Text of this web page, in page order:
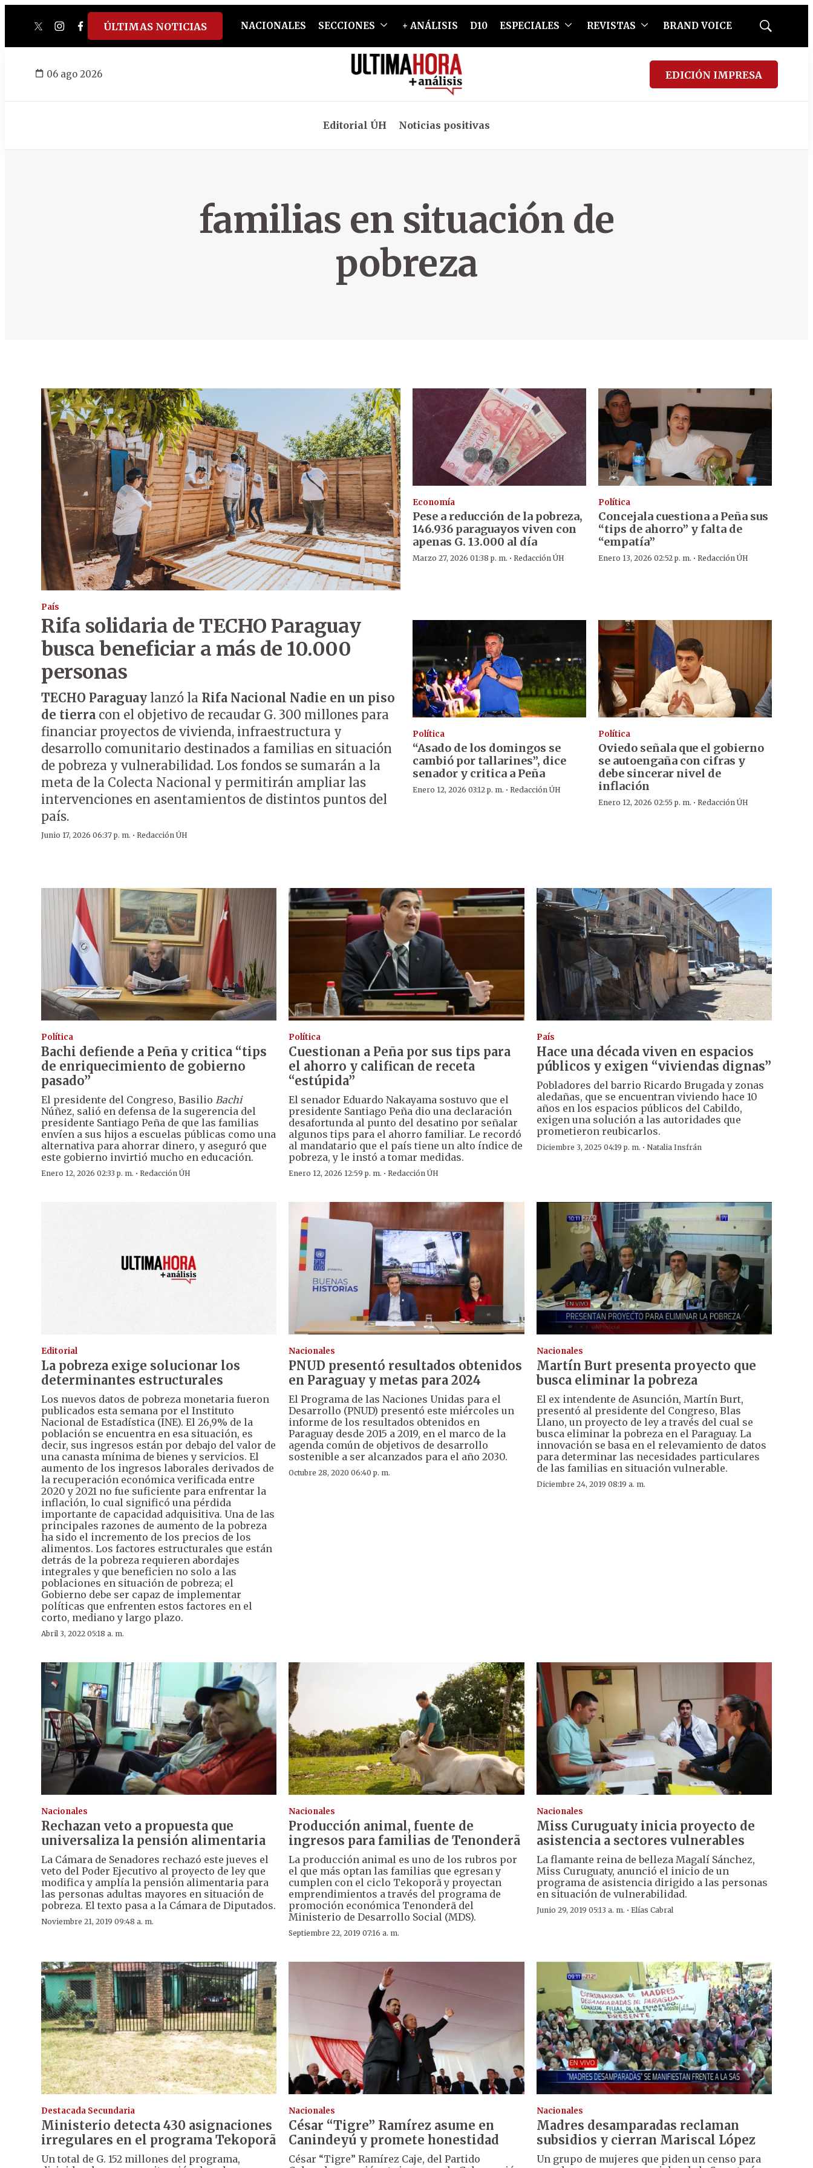
twitterinstagram
facebook
tiktokyoutube
spotify
ÚLTIMAS NOTICIAS NACIONALES SECCIONES + ANÁLISIS D10 ESPECIALES REVISTAS BRAND VOICE
Mostrar
06 ago 2026 EDICIÓN IMPRESA
Editorial ÚH Noticias positivas
familias en situación de
pobreza
País
Rifa solidaria de TECHO Paraguay
busca beneficiar a más de 10.000
personas
TECHO Paraguay lanzó la Rifa Nacional Nadie en un piso
de tierra con el objetivo de recaudar G. 300 millones para
financiar proyectos de vivienda, infraestructura y
desarrollo comunitario destinados a familias en situación
de pobreza y vulnerabilidad. Los fondos se sumarán a la
meta de la Colecta Nacional y permitirán ampliar las
intervenciones en asentamientos de distintos puntos del
país.
Junio 17, 2026 06:37 p. m. · Redacción ÚH
Economía
Pese a reducción de la pobreza,
146.936 paraguayos viven con
apenas G. 13.000 al día
Marzo 27, 2026 01:38 p. m. · Redacción ÚH
Política
Concejala cuestiona a Peña sus
“tips de ahorro” y falta de
“empatía”
Enero 13, 2026 02:52 p. m. · Redacción ÚH
Política
“Asado de los domingos se
cambió por tallarines”, dice
senador y critica a Peña
Enero 12, 2026 03:12 p. m. · Redacción ÚH
Política
Oviedo señala que el gobierno
se autoengaña con cifras y
debe sincerar nivel de
inflación
Enero 12, 2026 02:55 p. m. · Redacción ÚH
Política
Bachi defiende a Peña y critica “tips
de enriquecimiento de gobierno
pasado”
El presidente del Congreso, Basilio Bachi
Núñez, salió en defensa de la sugerencia del
presidente Santiago Peña de que las familias
envíen a sus hijos a escuelas públicas como una
alternativa para ahorrar dinero, y aseguró que
este gobierno invirtió mucho en educación.
Enero 12, 2026 02:33 p. m. · Redacción ÚH
Política
Cuestionan a Peña por sus tips para
el ahorro y califican de receta
“estúpida”
El senador Eduardo Nakayama sostuvo que el
presidente Santiago Peña dio una declaración
desafortunda al punto del desatino por señalar
algunos tips para el ahorro familiar. Le recordó
al mandatario que el país tiene un alto índice de
pobreza, y le instó a tomar medidas.
Enero 12, 2026 12:59 p. m. ·Redacción ÚH
País
Hace una década viven en espacios
públicos y exigen “viviendas dignas”
Pobladores del barrio Ricardo Brugada y zonas
aledañas, que se encuentran viviendo hace 10
años en los espacios públicos del Cabildo,
exigen una solución a las autoridades que
prometieron reubicarlos.
Diciembre 3, 2025 04:19 p. m. · Natalia Insfrán
Editorial
La pobreza exige solucionar los
determinantes estructurales
Los nuevos datos de pobreza monetaria fueron
publicados esta semana por el Instituto
Nacional de Estadística (INE). El 26,9% de la
población se encuentra en esa situación, es
decir, sus ingresos están por debajo del valor de
una canasta mínima de bienes y servicios. El
aumento de los ingresos laborales derivados de
la recuperación económica verificada entre
2020 y 2021 no fue suficiente para enfrentar la
inflación, lo cual significó una pérdida
importante de capacidad adquisitiva. Una de las
principales razones de aumento de la pobreza
ha sido el incremento de los precios de los
alimentos. Los factores estructurales que están
detrás de la pobreza requieren abordajes
integrales y que beneficien no solo a las
poblaciones en situación de pobreza; el
Gobierno debe ser capaz de implementar
políticas que enfrenten estos factores en el
corto, mediano y largo plazo.
Abril 3, 2022 05:18 a. m.
Nacionales
PNUD presentó resultados obtenidos
en Paraguay y metas para 2024
El Programa de las Naciones Unidas para el
Desarrollo (PNUD) presentó este miércoles un
informe de los resultados obtenidos en
Paraguay desde 2015 a 2019, en el marco de la
agenda común de objetivos de desarrollo
sostenible a ser alcanzados para el año 2030.
Octubre 28, 2020 06:40 p. m.
Nacionales
Martín Burt presenta proyecto que
busca eliminar la pobreza
El ex intendente de Asunción, Martín Burt,
presentó al presidente del Congreso, Blas
Llano, un proyecto de ley a través del cual se
busca eliminar la pobreza en el Paraguay. La
innovación se basa en el relevamiento de datos
para determinar las necesidades particulares
de las familias en situación vulnerable.
Diciembre 24, 2019 08:19 a. m.
Nacionales
Rechazan veto a propuesta que
universaliza la pensión alimentaria
La Cámara de Senadores rechazó este jueves el
veto del Poder Ejecutivo al proyecto de ley que
modifica y amplía la pensión alimentaria para
las personas adultas mayores en situación de
pobreza. El texto pasa a la Cámara de Diputados.
Noviembre 21, 2019 09:48 a. m.
Nacionales
Producción animal, fuente de
ingresos para familias de Tenonderã
La producción animal es uno de los rubros por
el que más optan las familias que egresan y
cumplen con el ciclo Tekoporã y proyectan
emprendimientos a través del programa de
promoción económica Tenonderã del
Ministerio de Desarrollo Social (MDS).
Septiembre 22, 2019 07:16 a. m.
Nacionales
Miss Curuguaty inicia proyecto de
asistencia a sectores vulnerables
La flamante reina de belleza Magalí Sánchez,
Miss Curuguaty, anunció el inicio de un
programa de asistencia dirigido a las personas
en situación de vulnerabilidad.
Junio 29, 2019 05:13 a. m. · Elías Cabral
Destacada Secundaria
Ministerio detecta 430 asignaciones
irregulares en el programa Tekoporã
Un total de G. 152 millones del programa,
Nacionales
César “Tigre” Ramírez asume en
Canindeyú y promete honestidad
César “Tigre” Ramírez Caje, del Partido
Nacionales
Madres desamparadas reclaman
subsidios y cierran Mariscal López
Un grupo de mujeres que piden un censo para